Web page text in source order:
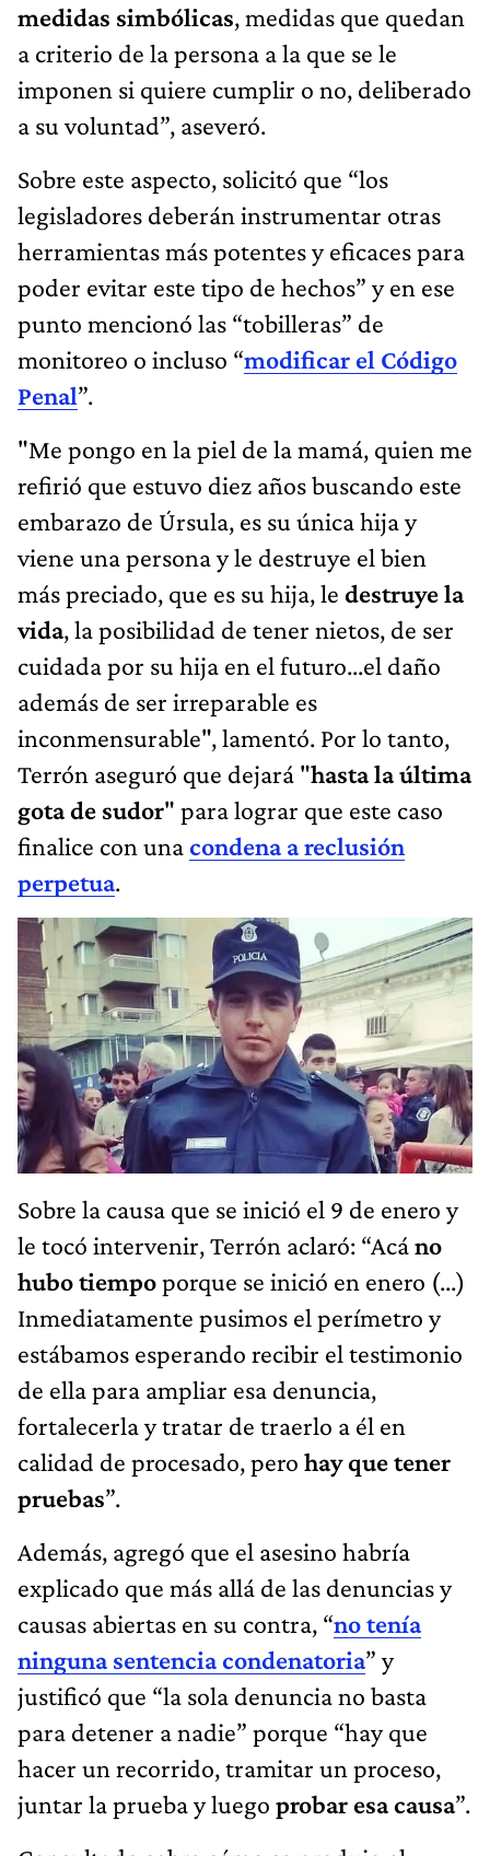
medidas simbólicas, medidas que quedan
a criterio de la persona a la que se le
imponen si quiere cumplir o no, deliberado
a su voluntad”, aseveró.
Sobre este aspecto, solicitó que “los
legisladores deberán instrumentar otras
herramientas más potentes y eficaces para
poder evitar este tipo de hechos” y en ese
punto mencionó las “tobilleras” de
monitoreo o incluso “modificar el Código
Penal”.
"Me pongo en la piel de la mamá, quien me
refirió que estuvo diez años buscando este
embarazo de Úrsula, es su única hija y
viene una persona y le destruye el bien
más preciado, que es su hija, le destruye la
vida, la posibilidad de tener nietos, de ser
cuidada por su hija en el futuro...el daño
además de ser irreparable es
inconmensurable", lamentó. Por lo tanto,
Terrón aseguró que dejará "hasta la última
gota de sudor" para lograr que este caso
finalice con unacondena a reclusión
perpetua.
Sobre la causa que se inició el 9 de enero y
le tocó intervenir, Terrón aclaró: “Acáno
hubo tiempoporque se inició en enero (...)
Inmediatamente pusimos el perímetro y
estábamos esperando recibir el testimonio
de ella para ampliar esa denuncia,
fortalecerla y tratar de traerlo a él en
calidad de procesado, pero hay que tener
pruebas”.
Además, agregó que el asesino habría
explicado que más allá de las denuncias y
causas abiertas en su contra, “no tenía
ninguna sentencia condenatoria” y
justificó que “la sola denuncia no basta
para detener a nadie” porque “hay que
hacer un recorrido, tramitar un proceso,
juntar la prueba y luego probar esa causa”.